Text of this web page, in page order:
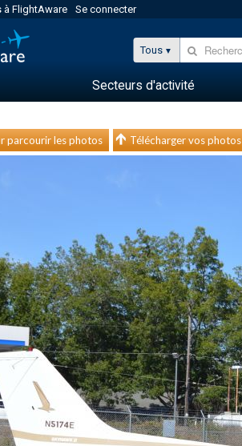
à FlightAware Se connecter
Tous
Secteurs d'activité
parcourir les photos Télécharger vos photos